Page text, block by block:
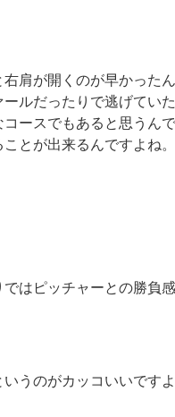
肩が開くのが早かった
ルだったりで逃げてい
ースでもあると思うん
とが出来るんですよね。
はピッチャーとの勝負
うのがカッコいいですよ